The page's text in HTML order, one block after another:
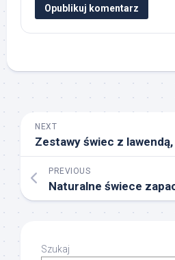
NEXT
PREVIOUS
Szukaj